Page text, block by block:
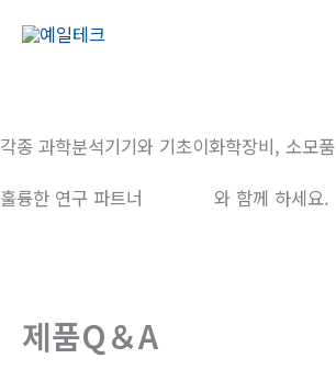
건
너
뛰
각종 과학분석기기와 기초이화학장비, 소모품
훌륭한 연구 파트너
와 함께 하세요.
제품Q＆A